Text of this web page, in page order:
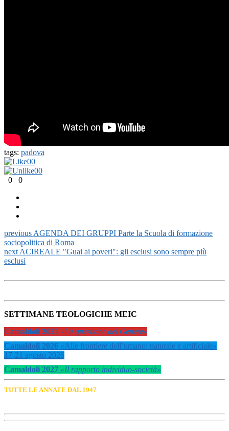
tags: padova
00
00
0
0
previous AGENDA DEI GRUPPI Parte la Scuola di formazione
sociopolitica di Roma
next ACIREALE "Guai ai poveri": gli esclusi sono sempre più
esclusi
SETTIMANE TEOLOGICHE MEIC
Camaldoli 2025 «La questione del Genere»
Camaldoli 2026 «Alle frontiere dell’umano: naturale e artificiale»
17-21 agosto 2026
Camaldoli 2027 «Il rapporto individuo-società»
TUTTE LE ANNATE DAL 1947